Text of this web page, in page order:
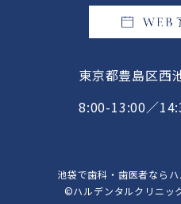
東京都豊島区西
8:00-13:00／
池袋で歯科・歯医者なら
©ハルデンタルクリニッ